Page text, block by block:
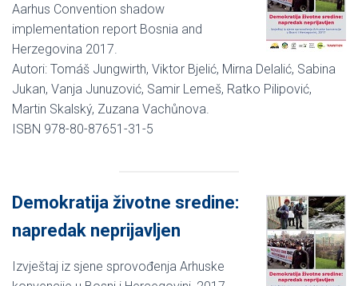
Aarhus Convention shadow
implementation report Bosnia and
Herzegovina 2017.
Autori: Tomáš Jungwirth, Viktor Bjelić, Mirna Delalić, Sabina
Jukan, Vanja Junuzović, Samir Lemeš, Ratko Pilipović,
Martin Skalský, Zuzana Vachůnova.
ISBN 978-80-87651-31-5
Demokratija životne sredine:
napredak neprijavljen
Izvještaj iz sjene sprovođenja Arhuske